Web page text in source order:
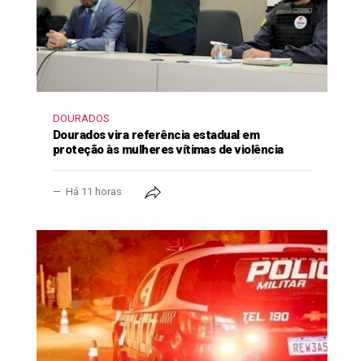
DOURADOS
Dourados vira referência estadual em
proteção às mulheres vítimas de violência
Há 11 horas